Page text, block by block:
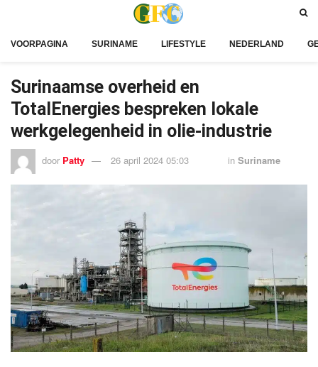
VOORPAGINA SURINAME LIFESTYLE NEDERLAND
Surinaamse overheid en
TotalEnergies bespreken lokale
werkgelegenheid in olie-industrie
door Patty 26 april 2024 05:03 in Suriname